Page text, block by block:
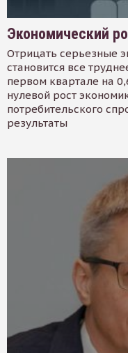
Экономический
Отрицать серьезные
становится все
первом квартале на
нулевой рост
потребительского
результаты